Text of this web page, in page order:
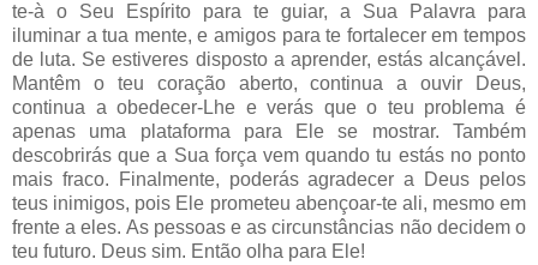
te-à o Seu Espírito para te guiar, a Sua Palavra para
iluminar a tua mente, e amigos para te fortalecer em tempos
de luta. Se estiveres disposto a aprender, estás alcançável.
Mantêm o teu coração aberto, continua a ouvir Deus,
continua a obedecer-Lhe e verás que o teu problema é
apenas uma plataforma para Ele se mostrar. Também
descobrirás que a Sua força vem quando tu estás no ponto
mais fraco. Finalmente, poderás agradecer a Deus pelos
teus inimigos, pois Ele prometeu abençoar-te ali, mesmo em
frente a eles. As pessoas e as circunstâncias não decidem o
teu futuro. Deus sim. Então olha para Ele!